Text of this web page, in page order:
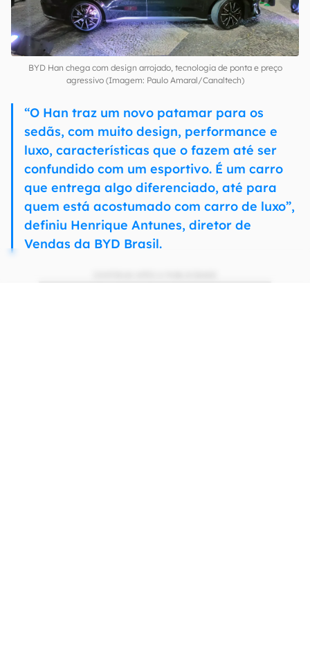
BYD Han chega com design arrojado, tecnologia de ponta e preço
agressivo (Imagem: Paulo Amaral/Canaltech)
“O Han traz um novo patamar para os
sedãs, com muito design, performance e
luxo, características que o fazem até ser
confundido com um esportivo. É um carro
que entrega algo diferenciado, até para
quem está acostumado com carro de luxo”,
definiu Henrique Antunes, diretor de
Vendas da BYD Brasil.